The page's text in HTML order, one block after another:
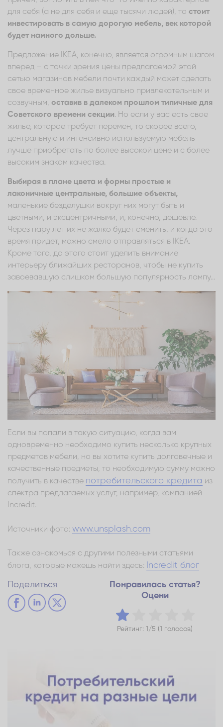
для себя (а не для себя и еще тысячи людей), то стоит
инвестировать в самую дорогую мебель, век которой
будет намного дольше.
Предложение IKEA, конечно, является огромным шагом
вперед – с точки зрения цены предлагаемой этой
сетью магазинов мебели почти каждый может сделать
свое временное жилье визуально привлекательным и
созвучным, оставив в далеком прошлом типичные для
Советского времени секции. Но если у вас есть свое
жилье, которое требует перемен, то скорее всего,
центральную и интенсивно используемую мебель
лучше приобретать по более высокой цене и с более
высоким знаком качества.
Выбирая в плане цвета и формы простые и
лаконичные центральные, большие объекты,
маленькие безделушки вокруг них могут быть и
цветными, и эксцентричными, и, конечно, дешевле.
Через пару лет их не жалко будет сменить, и когда это
время придет, можно смело отправляться в IKEA.
Кроме того, до этого стоит уделить внимание
интерьеру ближайших ресторанов, чтобы не купить
завоевавшую слишком большую популярность лампу...
Если вы попали в такую ситуацию, когда вам
одновременно необходимо купить несколько крупных
предметов мебели, но вы хотите купить долговечные и
качественные предметы, то необходимую сумму можно
получить в качестве потребительского кредита из
спектра предлагаемых услуг, например, компанией
Incredit.
Источники фото: www.unsplash.com
Также ознакомься с другими полезными статьями
блога, которые можешь найти здесь:
Incredit блог
Поделиться
Понравилась статья?
Оцени
Рейтинг: 1/5 (1 голосов)